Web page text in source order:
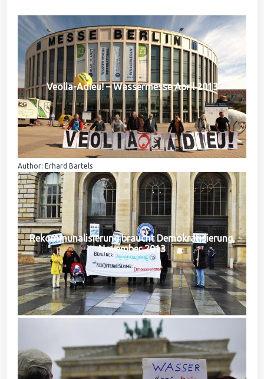
Veolia-Adieu! – Wassermesse April 2013
Author: Erhard Bartels
Rekommunalisierung braucht Demokratisierung,
November 2013